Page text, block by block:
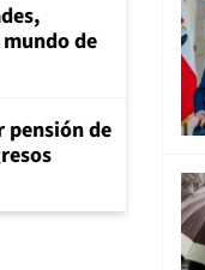
de
pensión de